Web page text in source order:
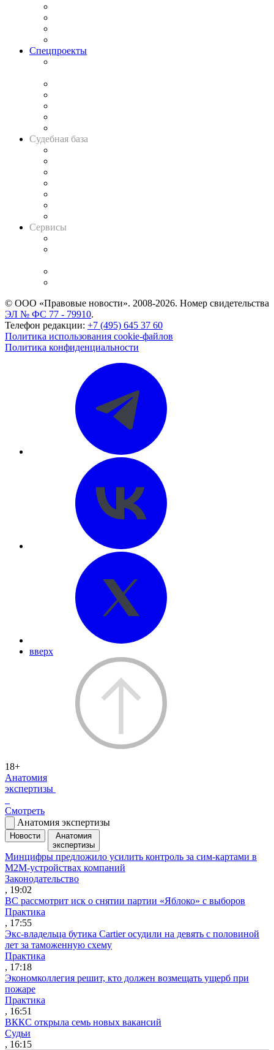
Спецпроекты
Судебная база
Сервисы
© ООО «Правовые новости». 2008-2026. Номер свидетельства
ЭЛ № ФС 77 - 79910.
Телефон редакции: +7 (495) 645 37 60
Политика использования cookie-файлов
Политика конфиденциальности
вверх
18+
Анатомия
экспертизы
Смотреть
Анатомия экспертизы
Новости
Анатомия
экспертизы
Минцифры предложило усилить контроль за сим-картами в
M2M-устройствах компаний
Законодательство
, 19:02
ВС рассмотрит иск о снятии партии «Яблоко» с выборов
Практика
, 17:55
Экс-владельца бутика Cartier осудили на девять с половиной
лет за таможенную схему
Практика
, 17:18
Экономколлегия решит, кто должен возмещать ущерб при
пожаре
Практика
, 16:51
ВККС открыла семь новых вакансий
Судьи
, 16:15